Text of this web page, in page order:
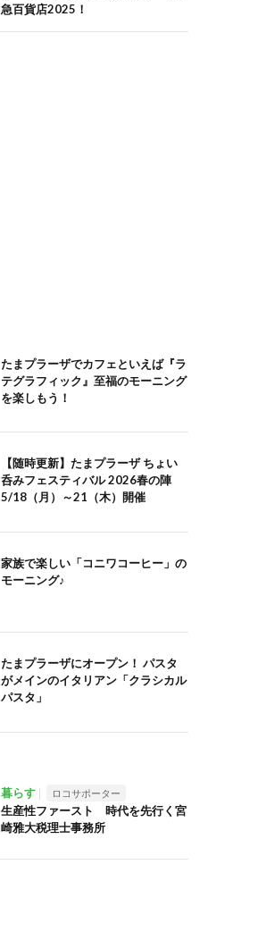
急百貨店2025！
たまプラーザでカフェといえば『ラ
テグラフィック』至福のモーニング
を楽しもう！
【随時更新】たまプラーザ ちょい
呑みフェスティバル 2026春の陣
5/18（月）～21（木）開催
家族で楽しい「コニワコーヒー」の
モーニング♪
たまプラーザにオープン！ パスタ
がメインのイタリアン「クラシカル
パスタ」
暮らす ロコサポーター
生産性ファースト 時代を先行く宮
崎雅大税理士事務所